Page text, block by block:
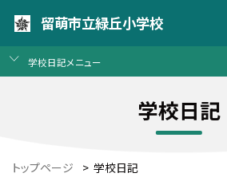
留萌市立緑丘小学校
学校日記メニュー
学校日記
トップページ > 学校日記